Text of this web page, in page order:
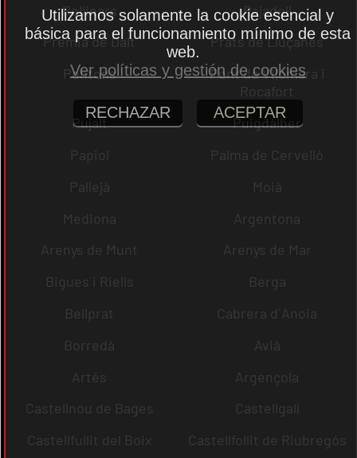
Rellinars
Rajadell
Premià de Dalt
Prats de Lluçanès
Pontons
Pont de Vilomara i
Rocafort
Pujalt
Puigdàlber
Papiol
Palma de Cervelló
Pallejà
Moià
Mediona
Argentona
Arenys de Munt
Arenys de Mar
Bigues i Riells
Berga
Bellprat
Cabrera d´Anoia
Borredà
Avià
Artés
Argençola
Castellnou de Bages
Castellgalí
Castellfullit del Boix
Castellfollit de Riubregós
Utilizamos solamente la cookie esencial y
básica para el funcionamiento mínimo de esta
web.
Ver políticas y gestión de cookies
RECHAZAR ACEPTAR